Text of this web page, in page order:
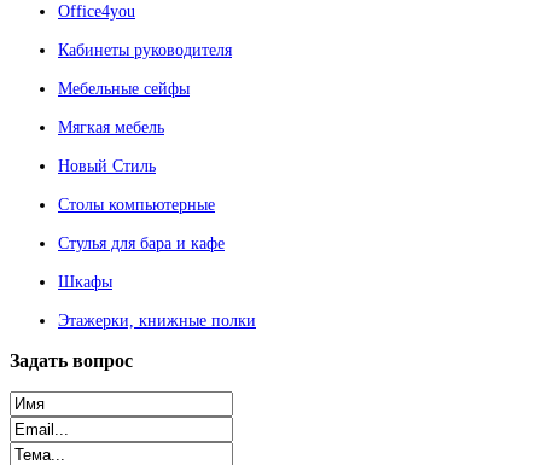
Office4you
Кабинеты руководителя
Мебельные сейфы
Мягкая мебель
Новый Стиль
Столы компьютерные
Стулья для бара и кафе
Шкафы
Этажерки, книжные полки
Задать вопрос